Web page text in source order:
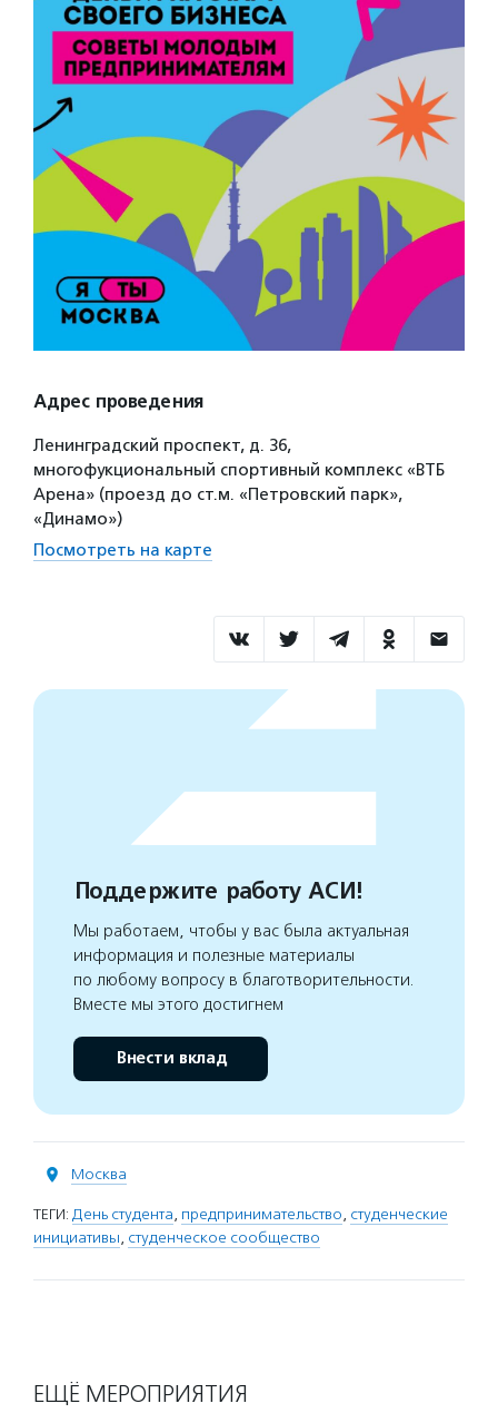
Адрес проведения
Ленинградский проспект, д. 36,
многофукциональный спортивный комплекс «ВТБ
Арена» (проезд до ст.м. «Петровский парк»,
«Динамо»)
Посмотреть на карте
Поддержите работу АСИ!
Мы работаем, чтобы у вас была актуальная
информация и полезные материалы
по любому вопросу в благотворительности.
Вместе мы этого достигнем
Внести вклад
Москва
ТЕГИ: День студента, предпринимательство, студенческие
инициативы, студенческое сообщество
ЕЩЁ МЕРОПРИЯТИЯ